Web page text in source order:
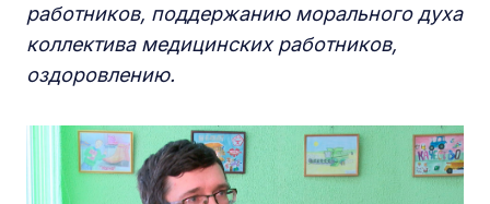
работников, поддержанию морального духа
коллектива медицинских работников,
оздоровлению.